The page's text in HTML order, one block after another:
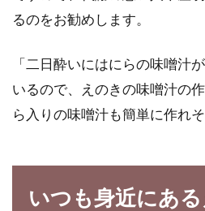
るのをお勧めします。
「二日酔いにはにらの味噌汁
いるので、えのきの味噌汁の
ら入りの味噌汁も簡単に作れそ
いつも身近にあ